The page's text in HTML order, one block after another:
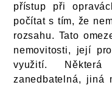
přístup při
počítat s tím, že
rozsahu. Tato
nemovitosti, její
využití.
zanedbatelná, jiná